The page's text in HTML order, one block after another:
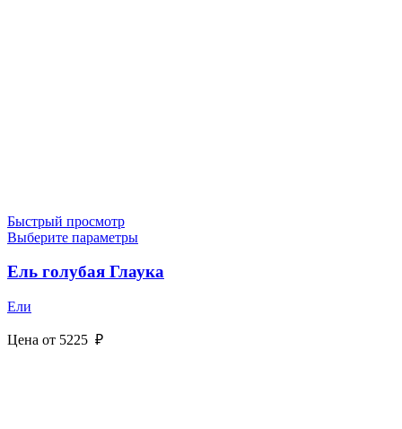
Быстрый просмотр
Выберите параметры
Ель голубая Глаука
Ели
Цена от 5225 ₽